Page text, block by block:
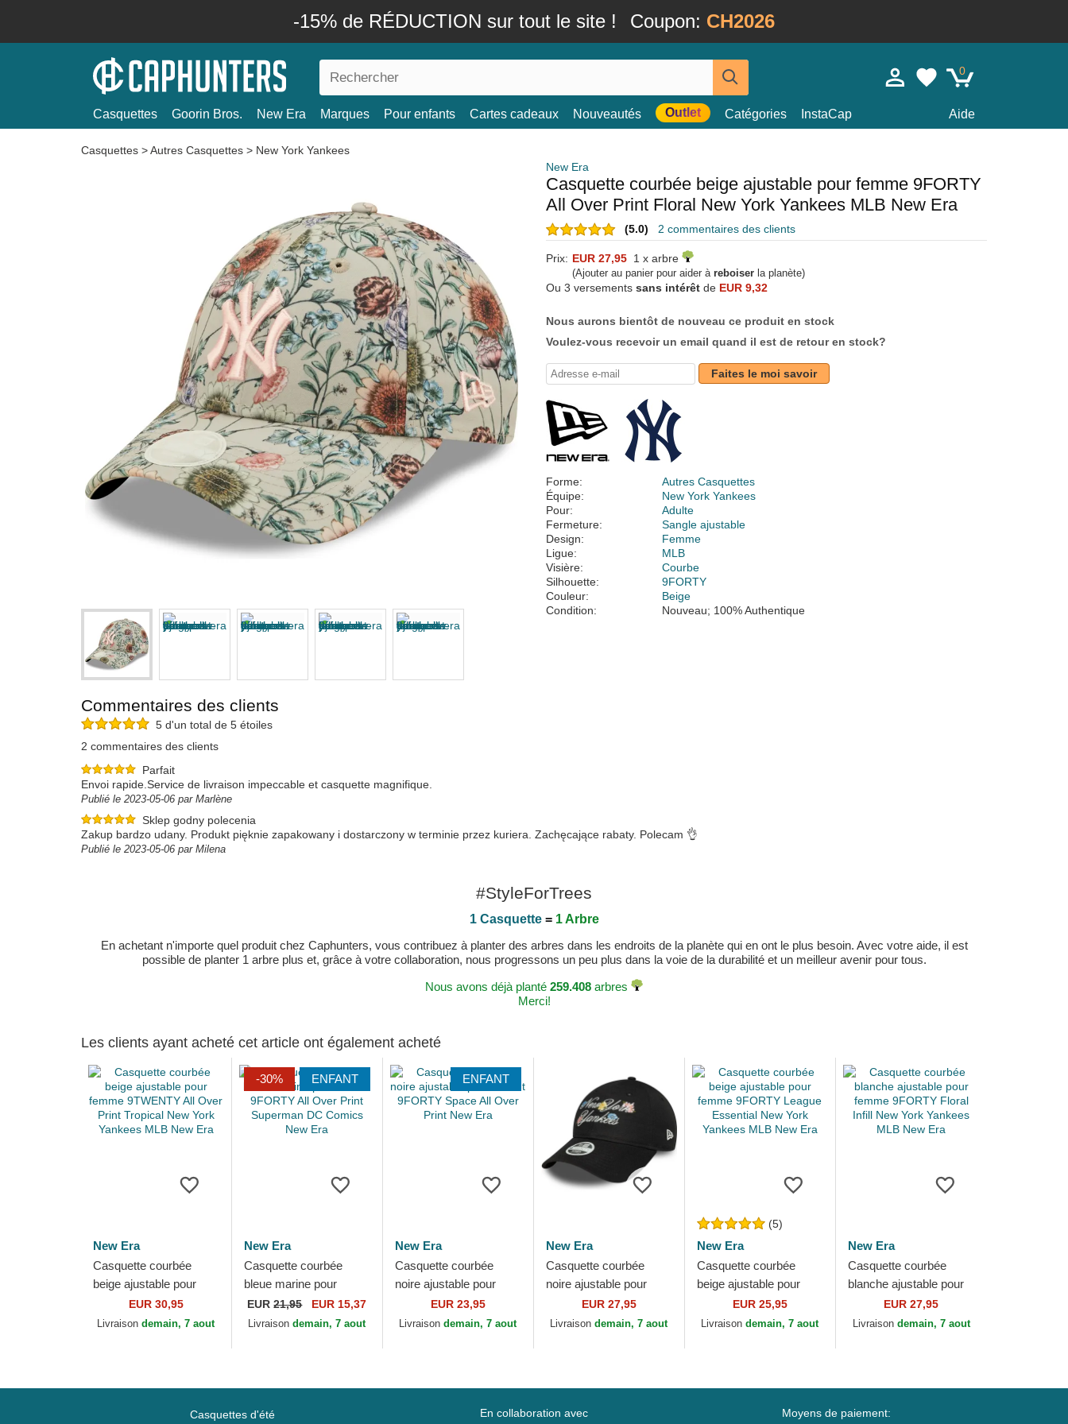
-15% de RÉDUCTION sur tout le site ! Coupon: CH2026
0
Casquettes Goorin Bros. New Era Marques Pour enfants Cartes cadeaux Nouveautés Outlet Catégories InstaCap Aide
Casquettes >Autres Casquettes > New York Yankees
New Era
Casquette courbée beige ajustable pour femme 9FORTY
All Over Print Floral New York Yankees MLB New Era
(5.0) 2 commentaires des clients
Prix: EUR 27,95 1 x arbre
(Ajouter au panier pour aider à reboiser la planète)
Ou 3 versements sans intérêt de EUR 9,32
Nous aurons bientôt de nouveau ce produit en stock
Voulez-vous recevoir un email quand il est de retour en stock?
Faites le moi savoir
Forme:
Autres Casquettes
Équipe:
New York Yankees
Pour:
Adulte
Fermeture:
Sangle ajustable
Design:
Femme
Ligue:
MLB
Visière:
Courbe
Silhouette:
9FORTY
Couleur:
Beige
Condition:
Nouveau; 100% Authentique
Commentaires des clients
5 d'un total de 5 étoiles
2 commentaires des clients
Parfait
Envoi rapide.Service de livraison impeccable et casquette magnifique.
Publié le 2023-05-06 par Marlène
Sklep godny polecenia
Zakup bardzo udany. Produkt pięknie zapakowany i dostarczony w terminie przez kuriera. Zachęcające rabaty. Polecam 👌
Publié le 2023-05-06 par Milena
#StyleForTrees
1 Casquette= 1 Arbre
En achetant n'importe quel produit chez Caphunters, vous contribuez à planter des arbres dans les endroits de la planète qui en ont le plus besoin. Avec votre aide, il est
possible de planter 1 arbre plus et, grâce à votre collaboration, nous progressons un peu plus dans la voie de la durabilité et un meilleur avenir pour tous.
Nous avons déjà planté 259.408 arbres
Merci!
Les clients ayant acheté cet article ont également acheté
New Era
Casquette courbée
beige ajustable pour
femme 9TWENTY All
Over Print Tropical New
EUR 30,95
Livraisondemain, 7 aout
-30% ENFANT
New Era
Casquette courbée
bleue marine pour
enfant 9FORTY All Over
Print Superman DC
EUR21,95 EUR 15,37
Livraisondemain, 7 aout
ENFANT
New Era
Casquette courbée
noire ajustable pour
enfant 9FORTY Space
All Over Print New Era
EUR 23,95
Livraisondemain, 7 aout
New Era
Casquette courbée
noire ajustable pour
femme 9FORTY Floral
Script New York
EUR 27,95
Livraisondemain, 7 aout
(5)
New Era
Casquette courbée
beige ajustable pour
femme 9FORTY
League Essential New
EUR 25,95
Livraisondemain, 7 aout
New Era
Casquette courbée
blanche ajustable pour
femme 9FORTY Floral
Infill New York Yankees
EUR 27,95
Livraison demain, 7 aout
Casquettes d'été En collaboration avec Moyens de paiement: